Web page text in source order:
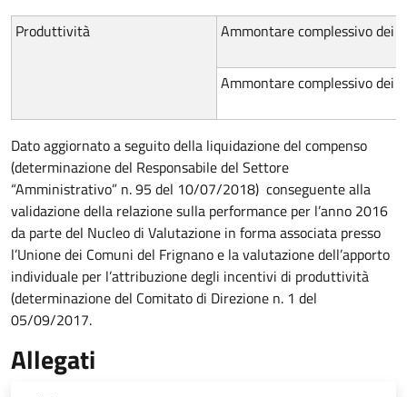
Produttività Ammontare complessivo
Ammontare complessivo
Dato aggiornato a seguito della liquidazione del compenso
(determinazione del Responsabile del Settore
“Amministrativo” n. 95 del 10/07/2018) conseguente alla
validazione della relazione sulla performance per l’anno 2016
da parte del Nucleo di Valutazione in forma associata presso
l’Unione dei Comuni del Frignano e la valutazione dell’apporto
individuale per l’attribuzione degli incentivi di produttività
(determinazione del Comitato di Direzione n. 1 del
05/09/2017.
Allegati